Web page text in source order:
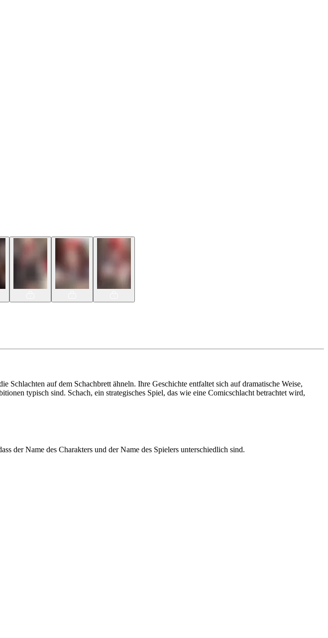
auf dem Schachbrett ähneln. Ihre Geschichte entfaltet sich auf dramatische Weise,
typisch sind. Schach, ein strategisches Spiel, das wie eine Comicschlacht betrachtet wird,
der Name des Charakters und der Name des Spielers unterschiedlich sind.